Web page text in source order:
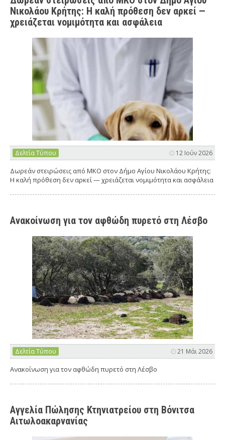
Νικολάου Κρήτης: Η καλή πρόθεση δεν αρκεί —
χρειάζεται νομιμότητα και ασφάλεια
Δελτία Τύπου 12 Ιούν 2026
Δωρεάν στειρώσεις από ΜΚΟ στον Δήμο Αγίου Νικολάου Κρήτης:
Η καλή πρόθεση δεν αρκεί — χρειάζεται νομιμότητα και ασφάλεια
Ανακοίνωση για τον αφθώδη πυρετό στη Λέσβο
Δελτία Τύπου 21 Μάι 2026
Ανακοίνωση για τον αφθώδη πυρετό στη Λέσβο
Αγγελία Πώλησης Κτηνιατρείου στη Βόνιτσα
Αιτωλοακαρνανίας